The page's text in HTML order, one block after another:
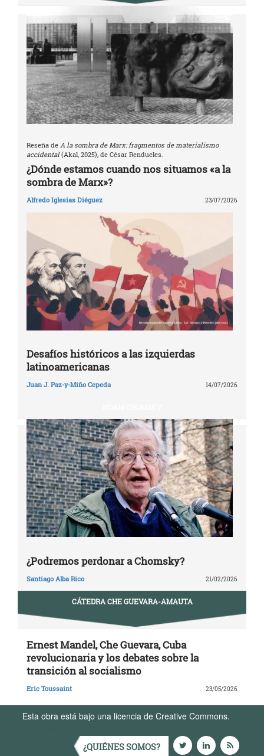
Reseña de A la sombra de Marx: fragmentos de materialismo
accidental(Akal, 2025), de César Rendueles.
¿Dónde estamos cuando nos situamos «a la
sombra de Marx»?
Alfredo Iglesias Diéguez 23/07/2026
Desafíos históricos a las izquierdas
latinoamericanas
Juan J. Paz-y-Miño Cepeda 14/07/2026
¿Podremos perdonar a Chomsky?
Santiago Alba Rico 21/02/2026
CÁTEDRA CHE GUEVARA-AMAUTA
Ernest Mandel, Che Guevara, Cuba
revolucionaria y los debates sobre la
transición al socialismo
Eric Toussaint 23/05/2026
Esta obra está bajo una licencia de Creative Commons.
¿QUIÉNES SOMOS?